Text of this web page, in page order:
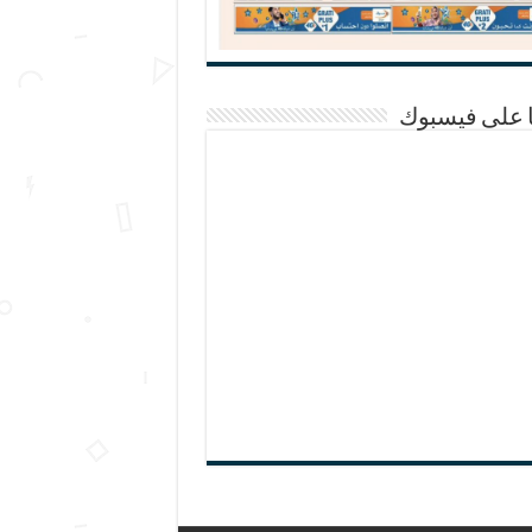
على فيسبوك